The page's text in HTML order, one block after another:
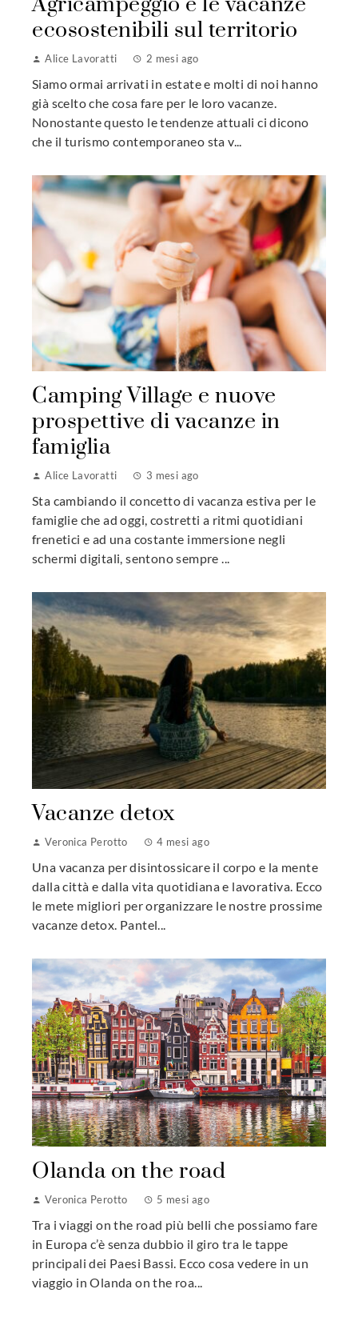
ecosostenibili sul territorio
Alice Lavoratti 2 mesi ago
Siamo ormai arrivati in estate e molti di noi hanno
già scelto che cosa fare per le loro vacanze.
Nonostante questo le tendenze attuali ci dicono
che il turismo contemporaneo sta v...
Camping Village e nuove
prospettive di vacanze in
famiglia
Alice Lavoratti 3 mesi ago
Sta cambiando il concetto di vacanza estiva per le
famiglie che ad oggi, costretti a ritmi quotidiani
frenetici e ad una costante immersione negli
schermi digitali, sentono sempre ...
Vacanze detox
Veronica Perotto 4 mesi ago
Una vacanza per disintossicare il corpo e la mente
dalla città e dalla vita quotidiana e lavorativa. Ecco
le mete migliori per organizzare le nostre prossime
vacanze detox. Pantel...
Olanda on the road
Veronica Perotto 5 mesi ago
Tra i viaggi on the road più belli che possiamo fare
in Europa c’è senza dubbio il giro tra le tappe
principali dei Paesi Bassi. Ecco cosa vedere in un
viaggio in Olanda on the roa...